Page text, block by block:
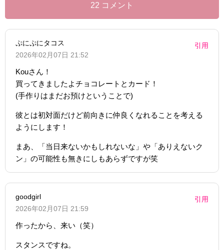
22 コメント
ぷにぷにタコス
2026年02月07日 21:52
引用
Kouさん！
買ってきましたよチョコレートとカード！
(手作りはまだお預けということで)
彼とは初対面だけど前向きに仲良くなれることを考える
ようにします！
まあ、「当日来ないかもしれないな」や「ありえないク
ン」の可能性も無きにしもあらずですが笑
goodgirl
2026年02月07日 21:59
引用
作ったから、来い（笑）
スタンスですね。